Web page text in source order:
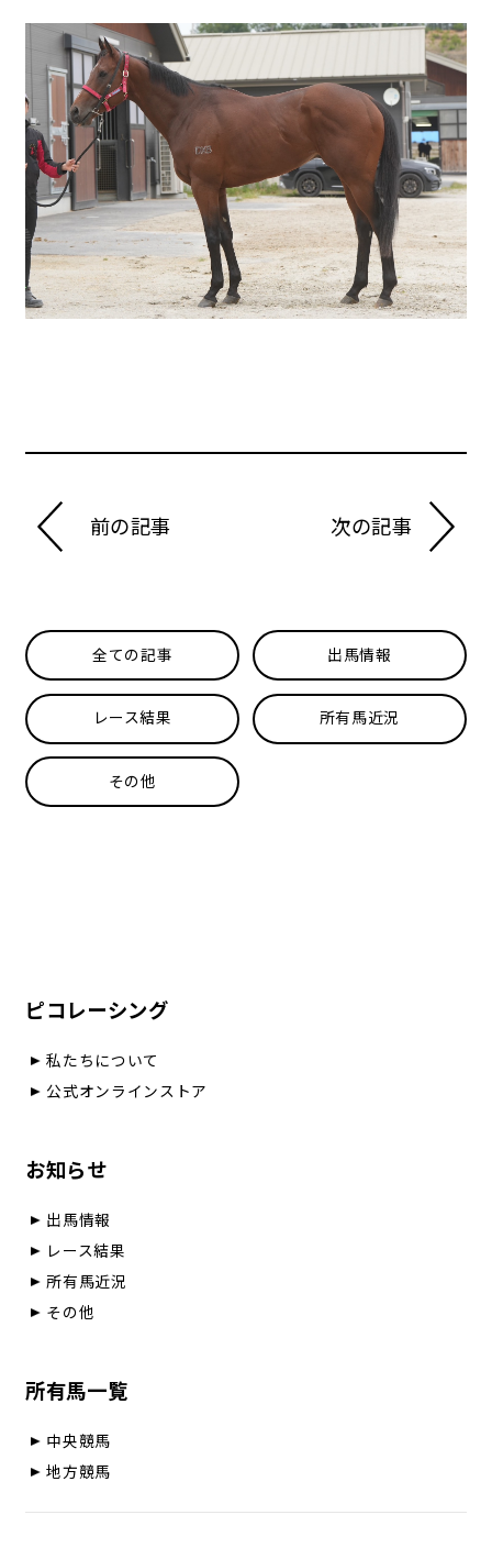
前の記事 次の記事
全ての記事 出馬情報
レース結果 所有馬近況
その他
ピコレーシング
私たちについて
公式オンラインストア
お知らせ
出馬情報
レース結果
所有馬近況
その他
所有馬一覧
中央競馬
地方競馬